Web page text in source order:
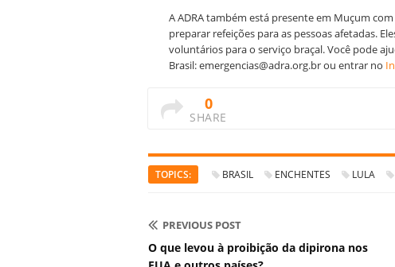
A ADRA também está presente em Muçum
preparar refeições para as pessoas afetadas.
voluntários para o serviço braçal. Você pode
Brasil: emergencias@adra.org.br ou entrar no
0
SHARE
TOPICS: BRASIL ENCHENTES LULA
PREVIOUS POST
O que levou à proibição da dipirona nos